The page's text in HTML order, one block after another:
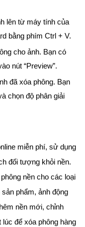
lên từ máy tính của
bằng phím Ctrl + V.
cho ảnh. Bạn có
nút “Preview”.
đã xóa phông. Bạn
chọn độ phân giải
miễn phí, sử dụng
đối tượng khỏi nền.
nền cho các loại
phẩm, ảnh động
nền mới, chỉnh
để xóa phông hàng